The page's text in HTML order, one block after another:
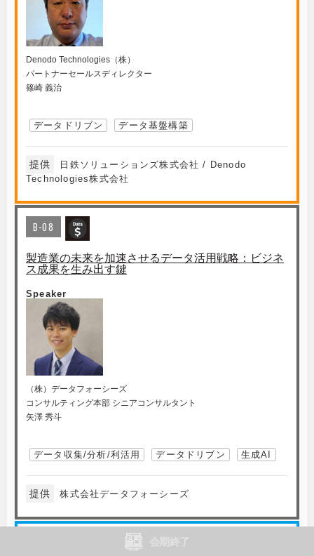
Denodo Technologies（株）
パートナーセールスディレクター
篠崎 義治
データドリブン データ基盤構築
提供
日鉄ソリューションズ株式会社 / Denodo
Technologies株式会社
B-08
製造業の未来を加速させるデータ活用戦略：ビジネ
ス成果を生み出す鍵
Speaker
（株）データフォーシーズ
コンサルティング本部 シニアコンサルタント
矢澤 秀斗
データ収集/分析/利活用 データドリブン 生成AI
提供 株式会社データフォーシーズ